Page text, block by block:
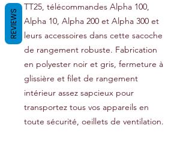
TT25, télécommandes Alpha 100,
Alpha 10, Alpha 200 et Alpha 300 et
leurs accessoires dans cette sacoche
de rangement robuste. Fabrication
en polyester noir et gris, fermeture à
glissière et filet de rangement
intérieur assez sapcieux pour
transportez tous vos appareils en
toute sécurité, oeillets de ventilation.
REVIEWS